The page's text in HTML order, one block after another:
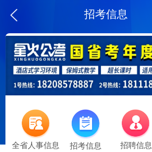
招考信息
全省人事信息 招考信息 招聘信息